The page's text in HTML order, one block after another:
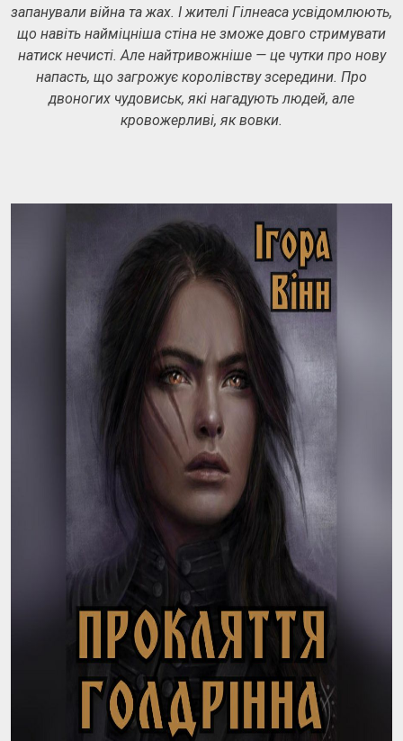
запанували війна та жах. І жителі Гілнеаса усвідомлюють,
що навіть найміцніша стіна не зможе довго стримувати
натиск нечисті. Але найтривожніше — це чутки про нову
напасть, що загрожує королівству зсередини. Про
двоногих чудовиськ, які нагадують людей, але
кровожерливі, як вовки.